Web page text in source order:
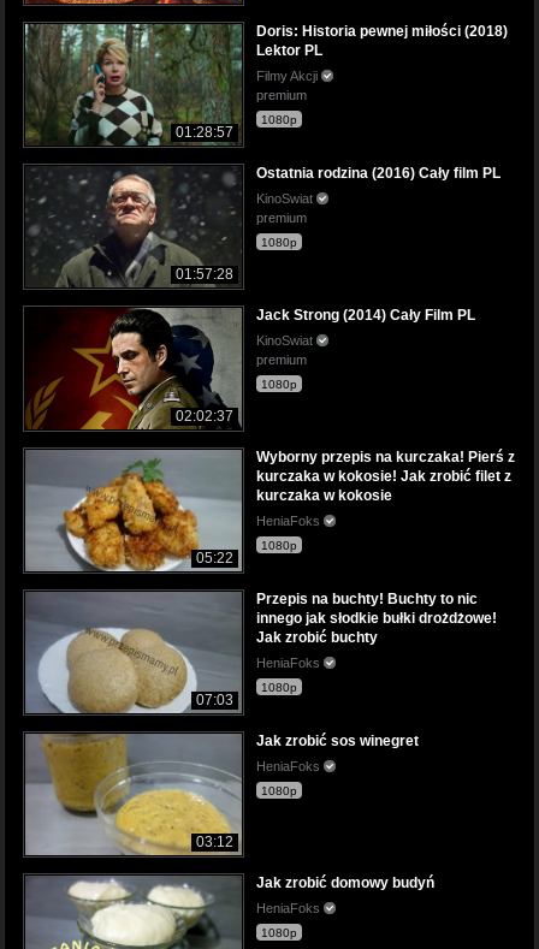
01:28:57
Doris: Historia pewnej miłości (2018)
Lektor PL
Filmy Akcji
premium
1080p
01:57:28
Ostatnia rodzina (2016) Cały film PL
KinoSwiat
premium
1080p
02:02:37
Jack Strong (2014) Cały Film PL
KinoSwiat
premium
1080p
05:22
Wyborny przepis na kurczaka! Pierś z
kurczaka w kokosie! Jak zrobić filet z
kurczaka w kokosie
HeniaFoks
1080p
07:03
Przepis na buchty! Buchty to nic
innego jak słodkie bułki drożdżowe!
Jak zrobić buchty
HeniaFoks
1080p
03:12
Jak zrobić sos winegret
HeniaFoks
1080p
Jak zrobić domowy budyń
HeniaFoks
1080p